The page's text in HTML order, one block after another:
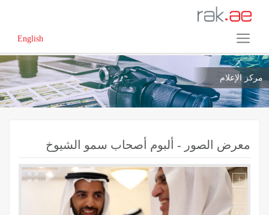
English
مركز الإعلام
معرض الصور - ألبوم أصحاب سمو الشيوخ